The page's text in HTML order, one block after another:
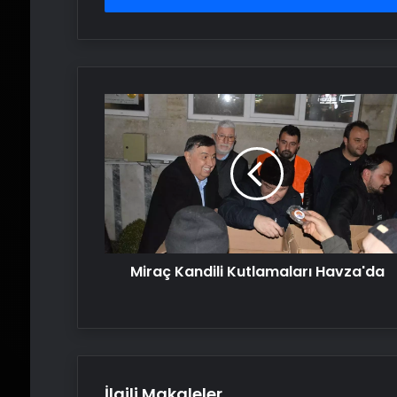
Miraç
Kandili
Kutlamaları
Havza'da
Miraç Kandili Kutlamaları Havza'da